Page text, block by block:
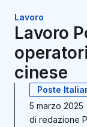
Lavoro
Lavoro
cinese
Poste
5 marzo 2025
di redazione